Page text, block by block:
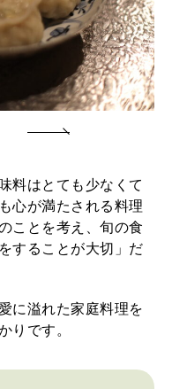
料はとても少なくて
心が満たされる料理
ことを考え、旬の食
することが大切」だ
に溢れた家庭料理を
りです。